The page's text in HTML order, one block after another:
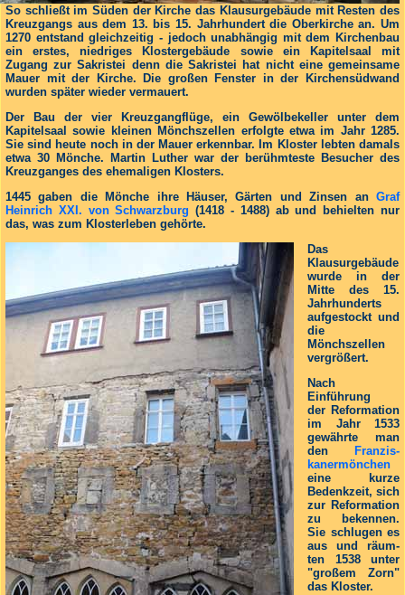
So schließt im Süden der Kirche das Klausurgebäude mit Resten des
Kreuz­gangs aus dem 13. bis 15. Jahrhun­dert die Oberkirche an. Um
1270 entstand gleichzeitig - jedoch unabhängig mit dem Kirchenbau
ein erstes, nied­riges Klostergebäude sowie ein Kapitelsaal mit
Zugang zur Sakristei denn die Sakristei hat nicht eine gemeinsame
Mauer mit der Kirche. Die großen Fenster in der Kirchensüdwand
wurden später wieder vermauert.
Der Bau der vier Kreuzgangflüge, ein Gewölbekeller unter dem
Kapitelsaal sowie kleinen Mönchszellen erfolgte etwa im Jahr 1285.
Sie sind heute noch in der Mauer erkennbar. Im Kloster lebten damals
etwa 30 Mönche. Martin Luther war der berühmteste Besucher des
Kreuzganges des ehemaligen Klosters.
1445 gaben die Mönche ihre Häuser, Gärten und Zinsen an Graf
Heinrich XXI. von Schwarzburg (1418 - 1488) ab und behielten nur
das, was zum Klosterleben gehörte.
Das
Klausurgebäude
wurde in der
Mitte des 15.
Jahr­hunderts
aufgestockt und
die
Mönchszellen
vergrö­ßert.
Nach
Einführung
der Re­formation
im Jahr 1533
gewährte man
den
Franzis­
kanermönchen
eine kurze
Bedenkzeit, sich
zur Re­formation
zu bekennen.
Sie schlugen es
aus und räum­
ten 1538 unter
"großem Zorn"
das Kloster.